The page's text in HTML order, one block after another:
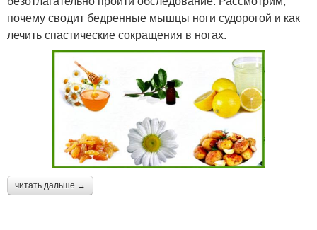
почему сводит бедренные мышцы ноги судорогой и как
лечить спастические сокращения в ногах.
читать дальше →